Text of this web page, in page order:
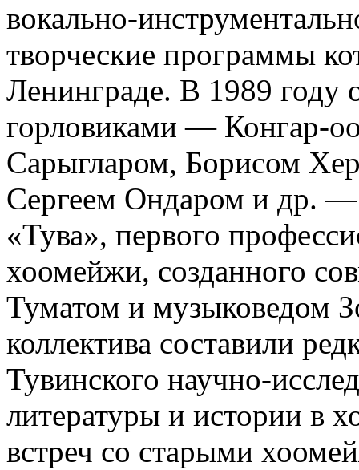
вокально-
творческие программы
Ленинграде. В 1989 году
горловиками — Конгар-
Сарыгларом, Борисом
Сергеем Ондаром и др. —
«Тува», первого
хоомейжи, созданного
Туматом и музыковедом
коллектива составили
Тувинского научно-
литературы и истории в
встреч со старыми